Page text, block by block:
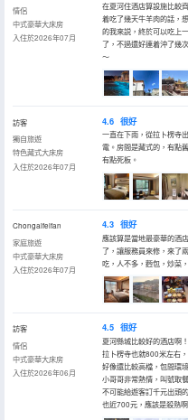
情侶
中式豪華大床房
入住於2026年07月
在夏河住酒店算設施比較
着吃了幾天牛羊肉的話，
的我來説，終於可以吃上
了，不過還好連着沖了幾
～
訪客
獨自旅遊
特色藏式大床房
入住於2026年07月
4.6 很好
一直在下雨，從拉卜楞寺
電。房間是藏式的，有點
有點死板。
Chongaifeifan
家庭旅遊
中式豪華大床房
入住於2026年07月
4.3 很好
應該算是當地最豪華的酒
了，讓服務員來修，來了
吃，人不多，麪包，炒菜
訪客
情侶
中式豪華大床房
入住於2026年06月
4.5 很好
夏河縣城比較好的酒店啊
拉卜楞寺也就800米左右
好像還比較高檔，包間環
小哥哥非常熱情，叫號取
不可能給遊客訂千元出頭
也近700元，應該是殺熟啊